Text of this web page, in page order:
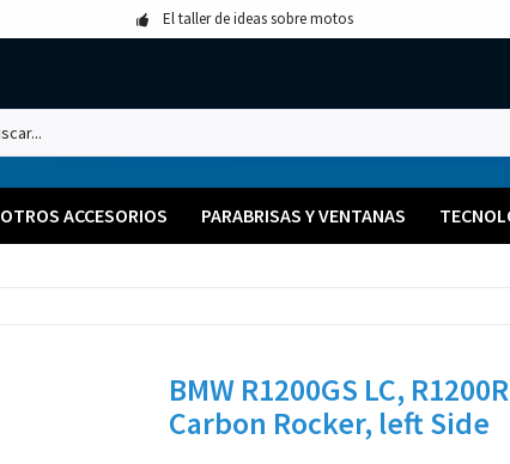
El taller de ideas sobre motos
OTROS ACCESORIOS PARABRISAS Y VENTANAS
BMW R1200GS LC,
Carbon Rocker, left Side